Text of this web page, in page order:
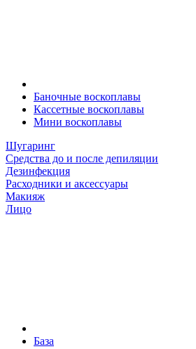
Баночные воскоплавы
Кассетные воскоплавы
Мини воскоплавы
Шугаринг
Средства до и после депиляции
Дезинфекция
Расходники и аксессуары
Макияж
Лицо
База